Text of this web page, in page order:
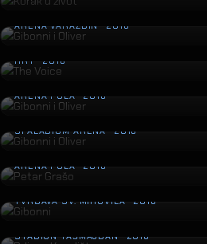
Gibonni i Oliver
ARENA VARAŽDIN · 2016
The Voice
HRT · 2016
Gibonni i Oliver
ARENA PULA · 2016
Gibonni i Oliver
SPALADIUM ARENA · 2016
Petar Grašo
ARENA PULA · 2016
Gibonni
TVRĐAVA SV. MIHOVILA · 2016
Prljavo Kazalište
STADION TAŠMAJDAN · 2016